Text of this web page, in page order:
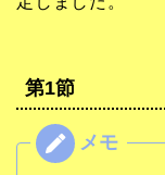
第1節